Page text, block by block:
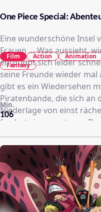
One Piece Special:
Eine wunderschöne Insel
Frauen … Was aussieht,
entpuppt sich leider
seine Freunde wieder
gibt es ein Wiedersehen
Piratenbande, die sich
Niederlage von einst
fordert sie erneut zum
hofft, mit seinen neuen
Sieger des Duells
Foxys neue Kameraden
spielen. Superstratege
ganz eigenes Ziel: die
locken, wo eine
Nutzer wartet …
106
Min.
Film Action Animation
Fantasy